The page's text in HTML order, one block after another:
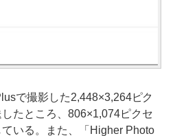
で撮影した2,448×3,264ピク
たところ、806×1,074ピクセ
いる。また、「Higher Photo